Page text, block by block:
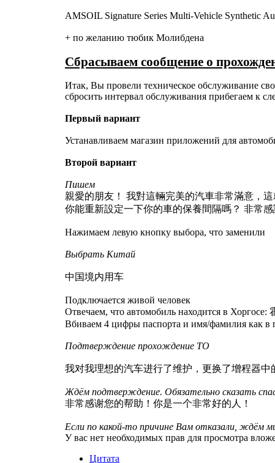
AMSOIL Signature Series Multi-Vehicle Synthetic
+ по желанию тюбик Молибдена
Сбрасываем сообщение о
Итак, Вы провели техническое обслуживание
сбросить интервал обслуживания прибегаем к
Первый вариант
Устанавливаем магазин приложений для
Второй вариант
Пишем
親愛的朋友！ 我對這輛完美的汽車非常滿意，
你能重新設定一下你的車的保養間隔嗎？ 非常感
Нажимаем левую кнопку выбора, что заменили
Выбрать Китай
中国境内用车
Подключается живой человек
Отвечаем, что автомобиль находится в Хоргосе:
Вбиваем 4 цифры паспорта и имя/фамилия как в
Подтверждение прохождение ТО
我对我理想的汽车进行了维护，更换了增程器
Ждём подтверждение. Обязательно сказать
非常感谢您的帮助！你是一个非常好的人！
Если по какой-то причине Вам отказали, ждём
У вас нет необходимых прав для просмотра
Цитата